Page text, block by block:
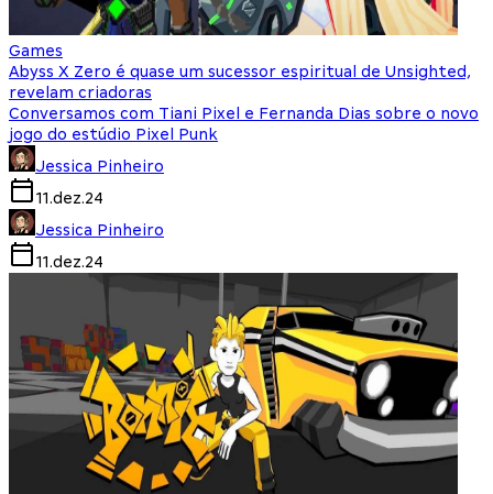
Games
Abyss X Zero é quase um sucessor espiritual de Unsighted,
revelam criadoras
Conversamos com Tiani Pixel e Fernanda Dias sobre o novo
jogo do estúdio Pixel Punk
Jessica Pinheiro
11.dez.24
Jessica Pinheiro
11.dez.24